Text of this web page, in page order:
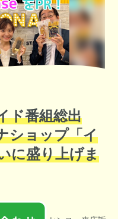
としたタレントさんが出
ド番組総出
ショップ「イ
に盛り上げま